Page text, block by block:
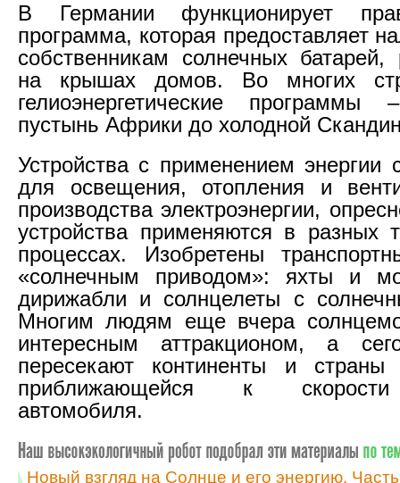
В Германии функционирует
программа, которая предоставляет
собственникам солнечных батарей,
на крышах домов. Во многих
гелиоэнергетические
пустынь Африки до холодной
Устройства с применением энергии
для освещения, отопления и
производства электроэнергии,
устройства применяются в разных
процессах. Изобретены
«солнечным приводом»: яхты и
дирижабли и солнцелеты с
Многим людям еще вчера
интересным аттракционом, а
пересекают континенты и страны
приближающейся к скорости
автомобиля.
Новый взгляд на Солнце и его энергию.